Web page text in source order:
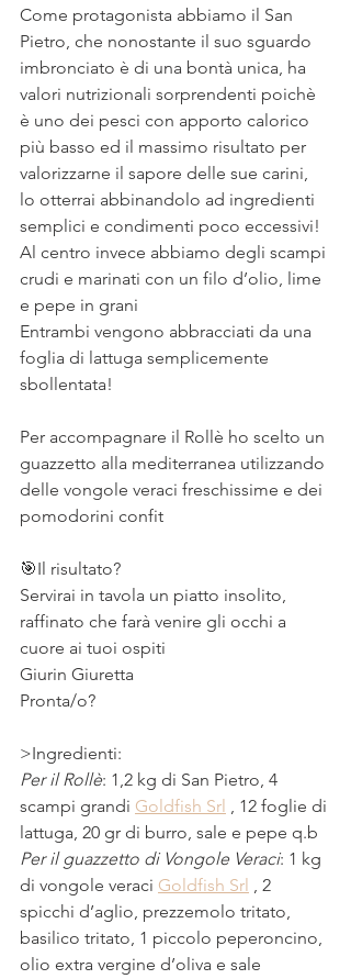
Come protagonista abbiamo il San
Pietro, che nonostante il suo sguardo
imbronciato è di una bontà unica, ha
valori nutrizionali sorprendenti poichè
è uno dei pesci con apporto calorico
più basso ed il massimo risultato per
valorizzarne il sapore delle sue carini,
lo otterrai abbinandolo ad ingredienti
semplici e condimenti poco eccessivi!
Al centro invece abbiamo degli scampi
crudi e marinati con un filo d’olio, lime
e pepe in grani
Entrambi vengono abbracciati da una
foglia di lattuga semplicemente
sbollentata!
Per accompagnare il Rollè ho scelto un
guazzetto alla mediterranea utilizzando
delle vongole veraci freschissime e dei
pomodorini confit
🎯Il risultato?
Servirai in tavola un piatto insolito,
raffinato che farà venire gli occhi a
cuore ai tuoi ospiti
Giurin Giuretta
Pronta/o?
>Ingredienti:
Per il Rollè: 1,2 kg di San Pietro, 4
scampi grandi Goldfish Srl , 12 foglie di
lattuga, 20 gr di burro, sale e pepe q.b
Per il guazzetto di Vongole Veraci: 1 kg
di vongole veraci Goldfish Srl , 2
spicchi d’aglio, prezzemolo tritato,
basilico tritato, 1 piccolo peperoncino,
olio extra vergine d’oliva e sale